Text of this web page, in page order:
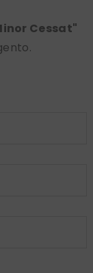
Cessat"